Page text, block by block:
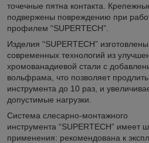
точечные пятна контакта.
подвержены повреждению при
профилем “SUPERTECH”.
Изделия “SUPERTECH”
современных технологий из
хромованадиевой стали с
вольфрама, что позволяет
инструмента до 10 раз, и
допустимые нагрузки.
Система слесарно-монтажного
инструмента “SUPERTECH” имеет
применения: рекомендована к